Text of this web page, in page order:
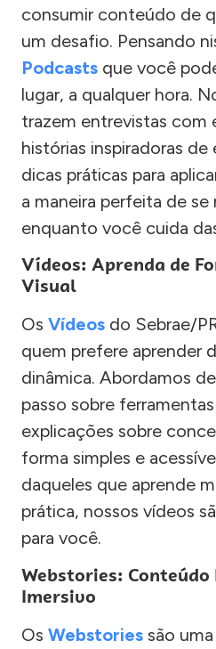
consumir conteúdo de
um desafio. Pensando
Podcasts que você
lugar, a qualquer hora.
trazem entrevistas com
histórias inspiradoras
dicas práticas para
a maneira perfeita de
enquanto você cuida
Vídeos: Aprenda de
Visual
Os Vídeos do Sebrae/
quem prefere aprender
dinâmica. Abordamos
passo sobre
explicações sobre
forma simples e
daqueles que aprende
prática, nossos vídeos
para você.
Webstories:
Imersivo
Os Webstories são